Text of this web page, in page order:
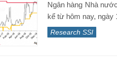
Ngân hàng Nhà
kể từ hôm nay, ngày
Research SSI